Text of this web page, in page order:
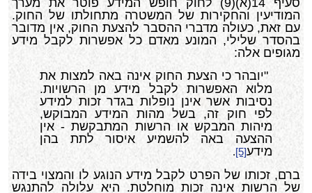
סעיף 14(א)(9) לחוק חופש המידע פוטר את מערך
המודיעין והחקירות של המשטרה מתחולתו של החוק.
עם זאת, כעולה מדברי ההסבר להצעת החוק, אין מדובר
בהסדר שלילי, המונע מאדם כל אפשרות לקבל מידע
מגופים אלה:
"יובהר כי הצעת החוק אינה באה למצות את
מלוא האפשרות לקבל מידע מן הרשויות.
נסיבות אשר אינן נופלות בגדר זכות למידע
לפי חוק זה, בשל מהות המידע המבוקש,
מיהות המבקש או הרשות המתבקשת - אין
ההצעה באה להשמיע איסור לתת בהן
מידע[5]
.
ברם, זכותו של הפרט לקבל מידע הנוגע לו והמצוי בידה
של הרשות אינה זכות מוחלטת. היא עלולה להתנגש